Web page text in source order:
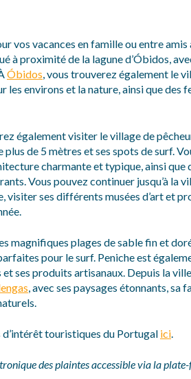
vos vacances en famille ou entre
à proximité de la lagune d’Óbidos,
Óbidos, vous trouverez également le
les environs et la nature, ainsi que des
également visiter le village de
de 5 mètres et ses spots de surf.
charmante et typique, ainsi que
Vous pouvez continuer jusqu’à la
ses différents musées d’art et
magnifiques plages de sable fin et
pour le surf. Peniche est
ses produits artisanaux. Depuis la
, avec ses paysages étonnants, sa
d’intérêt touristiques du Portugal ici.
des plaintes accessible via la